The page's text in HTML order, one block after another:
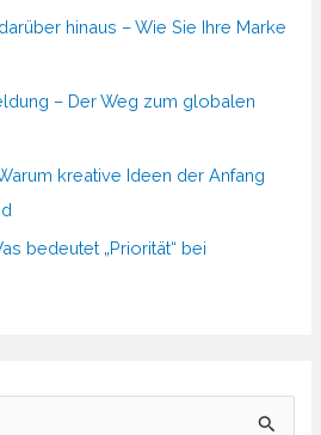
hinaus – Wie Sie Ihre Marke
– Der Weg zum globalen
kreative Ideen der Anfang
bedeutet „Priorität“ bei